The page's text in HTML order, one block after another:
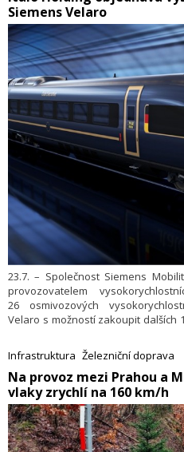
ochranu klimatu.
Siemens Velaro
23.7. – Společnost Siemens
provozovatelem
26 osmivozových
Velaro s možností zakoupit dalších
Velaro proběhne v německém
3 miliardy eur.
Infrastruktura Železniční doprava
​Na provoz mezi Prahou a
vlaky zrychlí na 160 km/h